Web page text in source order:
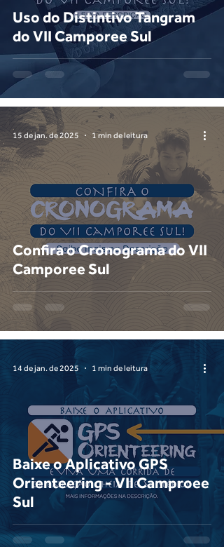
Uso do Distintivo Tangram
do VII Camporee Sul
Confira o Cronograma do VII
Camporee Sul
15 de jan. de 2025 1 min de leitura
Baixe o Aplicativo GPS
Orienteering - VII Camproee
Sul
14 de jan. de 2025 1 min de leitura